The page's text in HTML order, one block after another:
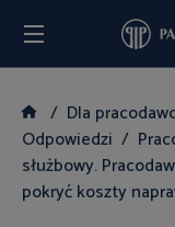
Dla
Odpowiedzi
służbowy.
pokryć koszty